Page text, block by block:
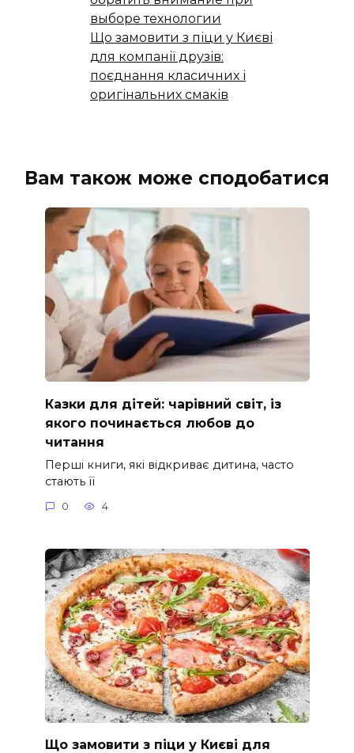
выборе технологии
Що замовити з піци у Києві
для компанії друзів:
поєднання класичних і
оригінальних смаків
Вам також може сподобатися
Казки для дітей: чарівний світ, із
якого починається любов до
читання
Перші книги, які відкриває дитина, часто
стають її
0 4
Що замовити з піци у Києві для